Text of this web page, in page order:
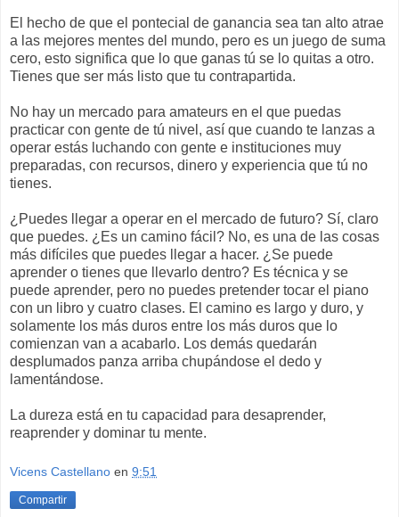
El hecho de que el pontecial de ganancia sea tan alto atrae
a las mejores mentes del mundo, pero es un juego de suma
cero, esto significa que lo que ganas tú se lo quitas a otro.
Tienes que ser más listo que tu contrapartida.
No hay un mercado para amateurs en el que puedas
practicar con gente de tú nivel, así que cuando te lanzas a
operar estás luchando con gente e instituciones muy
preparadas, con recursos, dinero y experiencia que tú no
tienes.
¿Puedes llegar a operar en el mercado de futuro? Sí, claro
que puedes. ¿Es un camino fácil? No, es una de las cosas
más difíciles que puedes llegar a hacer. ¿Se puede
aprender o tienes que llevarlo dentro? Es técnica y se
puede aprender, pero no puedes pretender tocar el piano
con un libro y cuatro clases. El camino es largo y duro, y
solamente los más duros entre los más duros que lo
comienzan van a acabarlo. Los demás quedarán
desplumados panza arriba chupándose el dedo y
lamentándose.
La dureza está en tu capacidad para desaprender,
reaprender y dominar tu mente.
Vicens Castellano en 9:51
Compartir